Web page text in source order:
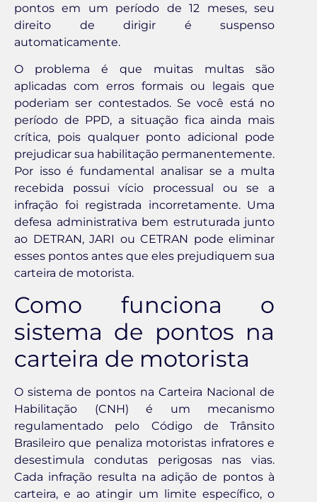
pontos em um período de 12 meses, seu
direito de dirigir é suspenso
automaticamente.
O problema é que muitas multas são
aplicadas com erros formais ou legais que
poderiam ser contestados. Se você está no
período de PPD, a situação fica ainda mais
crítica, pois qualquer ponto adicional pode
prejudicar sua habilitação permanentemente.
Por isso é fundamental analisar se a multa
recebida possui vício processual ou se a
infração foi registrada incorretamente. Uma
defesa administrativa bem estruturada junto
ao DETRAN, JARI ou CETRAN pode eliminar
esses pontos antes que eles prejudiquem sua
carteira de motorista.
Como funciona o
sistema de pontos na
carteira de motorista
O sistema de pontos na Carteira Nacional de
Habilitação (CNH) é um mecanismo
regulamentado pelo Código de Trânsito
Brasileiro que penaliza motoristas infratores e
desestimula condutas perigosas nas vias.
Cada infração resulta na adição de pontos à
carteira, e ao atingir um limite específico, o